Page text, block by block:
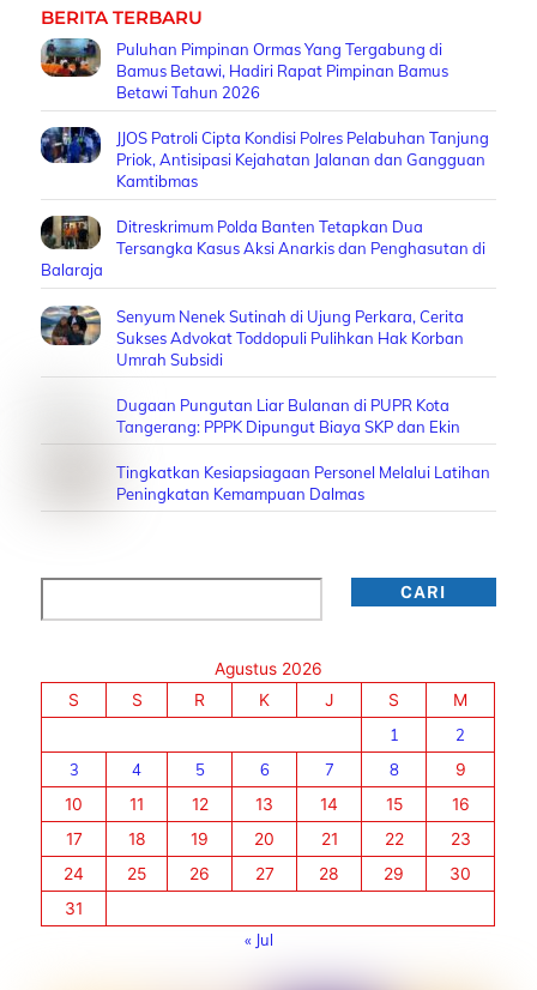
BERITA TERBARU
Puluhan Pimpinan Ormas Yang Tergabung di
Bamus Betawi, Hadiri Rapat Pimpinan Bamus
Betawi Tahun 2026
JJOS Patroli Cipta Kondisi Polres Pelabuhan Tanjung
Priok, Antisipasi Kejahatan Jalanan dan Gangguan
Kamtibmas
Ditreskrimum Polda Banten Tetapkan Dua
Tersangka Kasus Aksi Anarkis dan Penghasutan di
Balaraja
Senyum Nenek Sutinah di Ujung Perkara, Cerita
Sukses Advokat Toddopuli Pulihkan Hak Korban
Umrah Subsidi
Dugaan Pungutan Liar Bulanan di PUPR Kota
Tangerang: PPPK Dipungut Biaya SKP dan Ekin
Tingkatkan Kesiapsiagaan Personel Melalui Latihan
Peningkatan Kemampuan Dalmas
CARI
Agustus 2026
S
S R K J S
M
1
2
3
4 5 6 7 8
9
10
11 12 13 14 15
16
17
18 19 20 21 22
23
24
25 26 27 28 29
30
31
« Jul